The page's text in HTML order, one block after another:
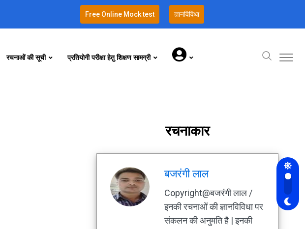
Free Online Mock test ज्ञानविविधा
रचनाओं की सूची प्रतियोगी परीक्षा हेतु शिक्षण सामग्री
रचनाकार
बजरंगी लाल
Copyright@बजरंगी लाल /
इनकी रचनाओं की ज्ञानविविधा पर
संकलन की अनुमति है | इनकी